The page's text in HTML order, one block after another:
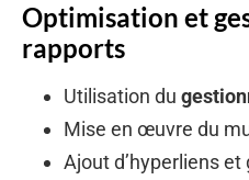
Optimisation et
rapports
Utilisation du
Mise en œuvre du
Ajout d’hyperliens